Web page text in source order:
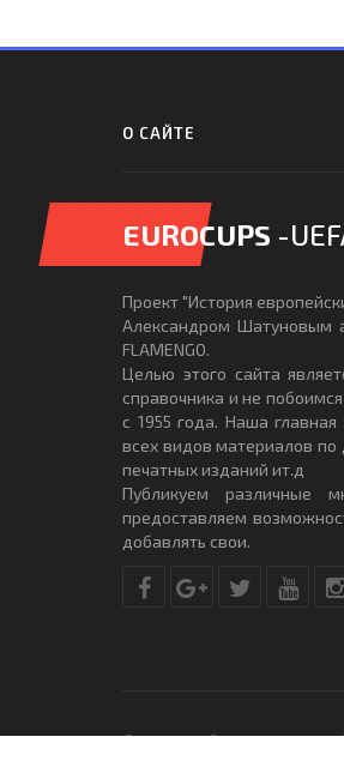
О САЙТЕ
EUROCUPS -
Проект "История
Александром Шатуновым
FLAMENGO.
Целью этого сайта
справочника и не
с 1955 года. Наша
всех видов материалов
печатных изданий ит.д
Публикуем различные
предоставляем
добавлять свои.
© Copyright © 2010-2017.